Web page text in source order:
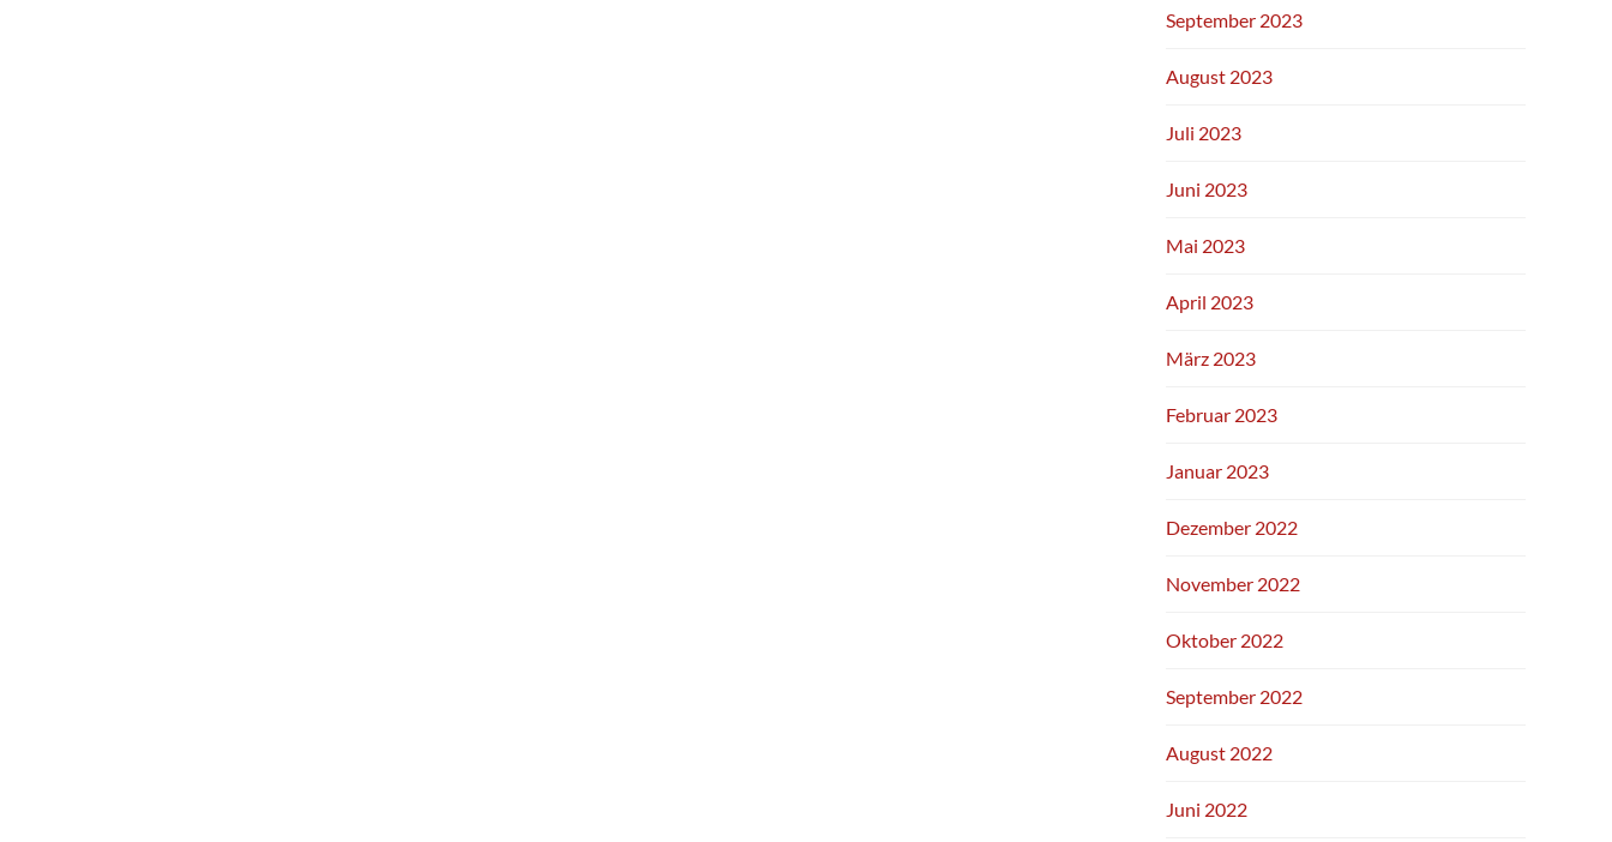
September 2023
August 2023
Juli 2023
Juni 2023
Mai 2023
April 2023
März 2023
Februar 2023
Januar 2023
Dezember 2022
November 2022
Oktober 2022
September 2022
August 2022
Juni 2022